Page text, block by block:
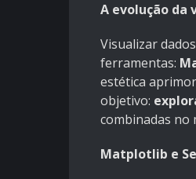
A evolução da
Visualizar
ferramentas:
estética
objetivo:
combinadas no
Matplotlib e